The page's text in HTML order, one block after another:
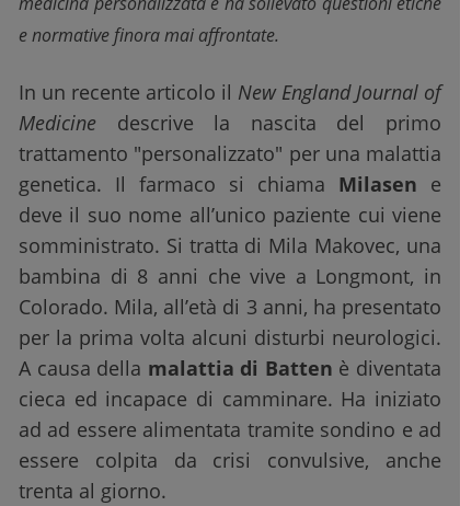
e normative finora mai affrontate.
In un recente articolo il New England Journal of
Medicine descrive la nascita del primo
trattamento "personalizzato" per una malattia
genetica. Il farmaco si chiama Milasen e
deve il suo nome all’unico paziente cui viene
somministrato. Si tratta di Mila Makovec, una
bambina di 8 anni che vive a Longmont, in
Colorado. Mila, all’età di 3 anni, ha presentato
per la prima volta alcuni disturbi neurologici.
A causa della malattia di Batten è diventata
cieca ed incapace di camminare. Ha iniziato
ad ad essere alimentata tramite sondino e ad
essere colpita da crisi convulsive, anche
trenta al giorno.